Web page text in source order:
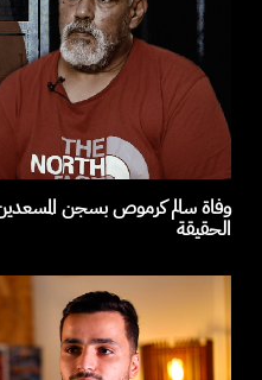
وفاة سالم كرموص بسجن
الحقيقة